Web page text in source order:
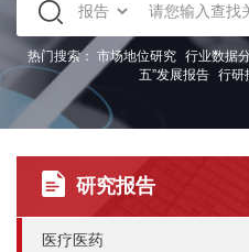
热门搜索： 市场地位研究 行业数据
五”发展报告 行研
研究报告
医疗医药